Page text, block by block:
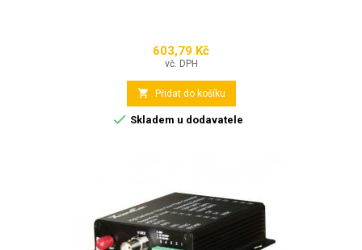
Cena
603,79 Kč
vč. DPH
 Přidat do košíku
 Skladem u dodavatele